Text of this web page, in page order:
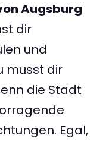
Augsburg
dir
und
musst dir
die Stadt
Egal,